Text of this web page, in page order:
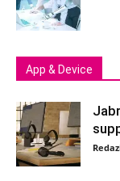
App & Device